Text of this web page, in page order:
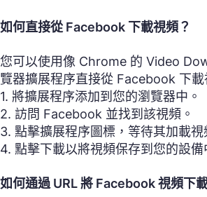
如何直接從 Facebook 下載視頻？
您可以使用像 Chrome 的 Video
覽器擴展程序直接從 Facebook 下載
1. 將擴展程序添加到您的瀏覽器中。
2. 訪問 Facebook 並找到該視頻。
3. 點擊擴展程序圖標，等待其加載視
4. 點擊下載以將視頻保存到您的設備
如何通過 URL 將 Facebook 視頻下